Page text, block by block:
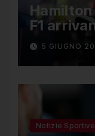
F1
una
limitata
5 GIUGNO
Notizie Sportive